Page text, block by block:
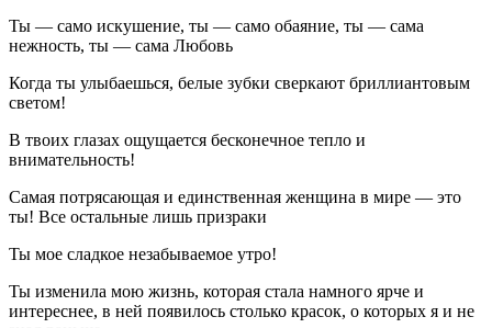
Ты — само искушение, ты — само обаяние, ты — сама
нежность, ты — сама Любовь
Когда ты улыбаешься, белые зубки сверкают бриллиантовым
светом!
В твоих глазах ощущается бесконечное тепло и
внимательность!
Самая потрясающая и единственная женщина в мире — это
ты! Все остальные лишь призраки
Ты мое сладкое незабываемое утро!
Ты изменила мою жизнь, которая стала намного ярче и
интереснее, в ней появилось столько красок, о которых я и не